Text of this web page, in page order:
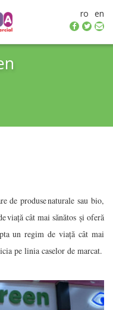
en
ro
de produse naturale sau bio,
viaţă cât mai sănătos și oferă
un regim de viață cât mai
pe linia caselor de marcat.